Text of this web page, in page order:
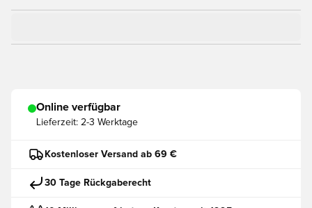
Online verfügbar
Lieferzeit: 2-3 Werktage
Kostenloser Versand ab 69 €
30 Tage Rückgaberecht